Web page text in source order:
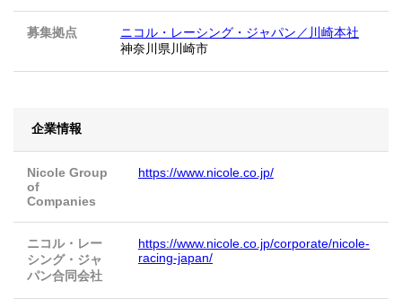
募集拠点
ニコル・レーシング・ジャパン／川崎本社
神奈川県川崎市
企業情報
Nicole Group
of
Companies
https://www.nicole.co.jp/
ニコル・レー
シング・ジャ
パン合同会社
https://www.nicole.co.jp/corporate/nicole-
racing-japan/